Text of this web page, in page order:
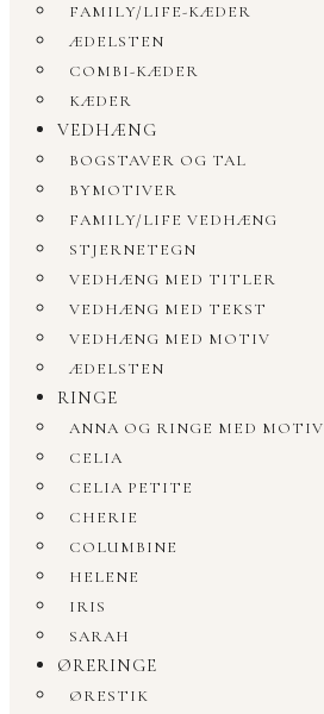
FAMILY/LIFE-KÆDER
ÆDELSTEN
COMBI-KÆDER
KÆDER
VEDHÆNG
BOGSTAVER OG TAL
BYMOTIVER
FAMILY/LIFE VEDHÆNG
STJERNETEGN
VEDHÆNG MED TITLER
VEDHÆNG MED TEKST
VEDHÆNG MED MOTIV
ÆDELSTEN
RINGE
ANNA OG RINGE MED MOTIV
CELIA
CELIA PETITE
CHERIE
COLUMBINE
HELENE
IRIS
SARAH
ØRERINGE
ØRESTIK